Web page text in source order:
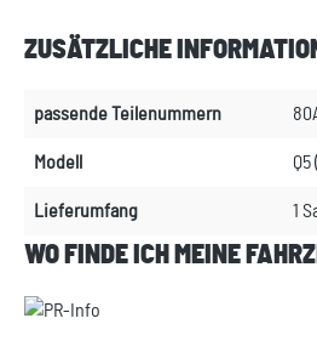
ZUSÄTZLICHE
passende Teilenummern
Modell Q5
Lieferumfang 1
WO FINDE ICH MEINE